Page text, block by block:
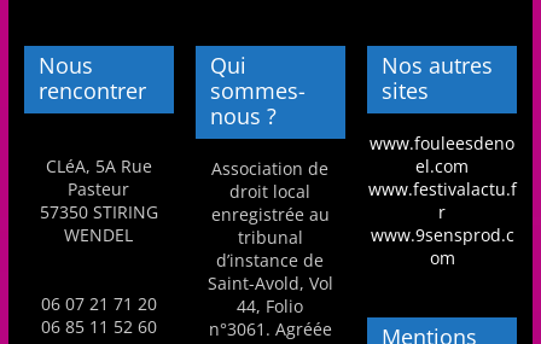
Nous
rencontrer
CLéA, 5A Rue
Pasteur
57350 STIRING
WENDEL
06 07 21 71 20
06 85 11 52 60
Qui
sommes-
nous ?
Association de
droit local
enregistrée au
tribunal
d’instance de
Saint-Avold, Vol
44, Folio
n°3061. Agréée
Nos autres
sites
www.fouleesdeno
el.com
www.festivalactu.f
r
www.9sensprod.c
om
Mentions